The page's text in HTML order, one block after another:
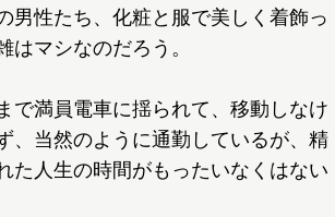
男性たち、化粧と服で美しく着飾っ
マシなのだろう。
満員電車に揺られて、移動しなけ
、当然のように通勤しているが、精
た人生の時間がもったいなくはない